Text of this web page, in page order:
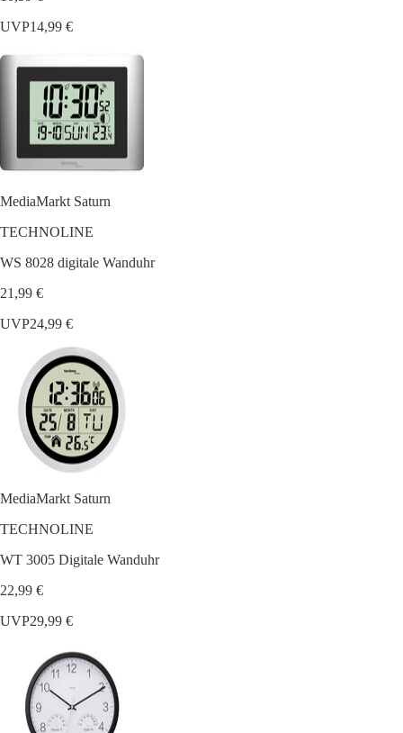
UVP14,99 €
MediaMarkt Saturn
TECHNOLINE
WS 8028 digitale Wanduhr
21,99 €
UVP24,99 €
MediaMarkt Saturn
TECHNOLINE
WT 3005 Digitale Wanduhr
22,99 €
UVP29,99 €